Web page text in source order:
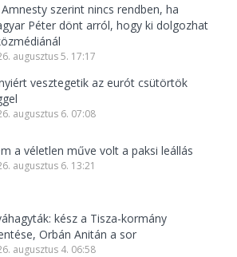
szerint nincs rendben, ha
Péter dönt arról, hogy ki dolgozhat
augusztus 5. 17:17
vesztegetik az eurót csütörtök
augusztus 6. 07:08
a véletlen műve volt a paksi leállás
augusztus 6. 13:21
kész a Tisza-kormány
Orbán Anitán a sor
augusztus 4. 06:58